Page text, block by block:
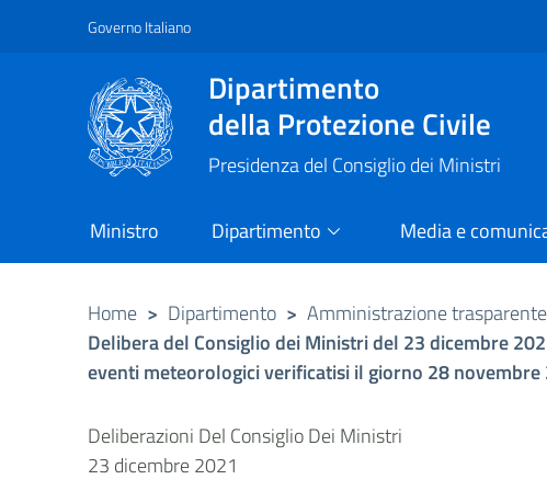
Vai al contenuto principale
Raggiungi il piè di pagina
Governo Italiano
Dipartimento
della Protezione Civile
Presidenza del Consiglio dei Ministri
Ministro Dipartimento Media e
Home > Dipartimento > Amministrazione trasparente
Delibera del Consiglio dei Ministri del 23 dicembre
eventi meteorologici verificatisi il giorno 28
Deliberazioni Del Consiglio Dei Ministri
23 dicembre 2021